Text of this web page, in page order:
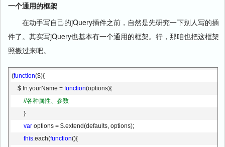
一个通用的框架
在动手写自己的jQuery插件之前，自然是先研究一下别人写的插
件了。其实写jQuery也基本有一个通用的框架。行，那咱也把这框架
照搬过来吧。
(function($){
    $.fn.yourName =
function(options){
//各种属性、参数
        }
var options = $.extend(defaults, options);
this.each(function(){